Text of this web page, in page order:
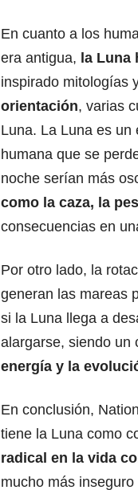
En cuanto a los
era antigua, la
inspirado mitologías
orientación, varias
Luna. La Luna es un
humana que se
noche serían más
como la caza, la
consecuencias en
Por otro lado, la
generan las mareas
si la Luna llega a
alargarse, siendo un
energía y la
En conclusión,
tiene la Luna como
radical en la vida
mucho más